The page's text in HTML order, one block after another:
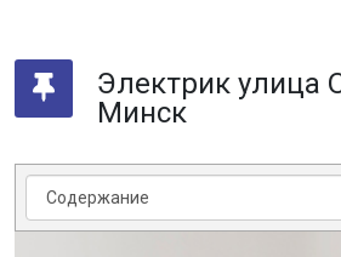
Электрик улица
Минск